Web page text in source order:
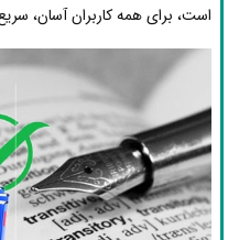
است، برای همه کاربران آسان،